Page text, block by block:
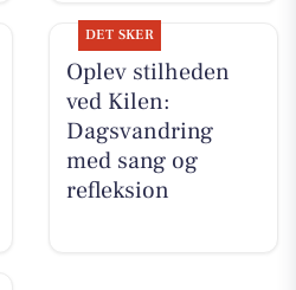
DET SKER
Oplev stilheden
ved Kilen:
Dagsvandring
med sang og
refleksion